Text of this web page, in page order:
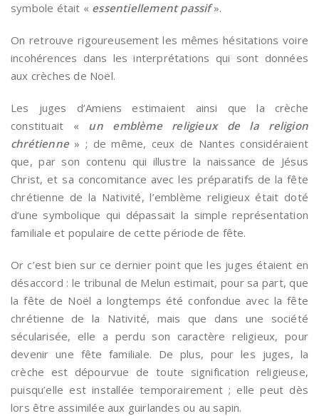
symbole était « essentiellement passif».
On retrouve rigoureusement les mêmes hésitations voire
incohérences dans les interprétations qui sont données
aux crèches de Noël.
Les juges d’Amiens estimaient ainsi que la crèche
constituait « un emblème religieux de la religion
chrétienne» ; de même, ceux de Nantes considéraient
que, par son contenu qui illustre la naissance de Jésus
Christ, et sa concomitance avec les préparatifs de la fête
chrétienne de la Nativité, l’emblème religieux était doté
d’une symbolique qui dépassait la simple représentation
familiale et populaire de cette période de fête.
Or c’est bien sur ce dernier point que les juges étaient en
désaccord : le tribunal de Melun estimait, pour sa part, que
la fête de Noël a longtemps été confondue avec la fête
chrétienne de la Nativité, mais que dans une société
sécularisée, elle a perdu son caractère religieux, pour
devenir une fête familiale. De plus, pour les juges, la
crèche est dépourvue de toute signification religieuse,
puisqu’elle est installée temporairement ; elle peut dès
lors être assimilée aux guirlandes ou au sapin.